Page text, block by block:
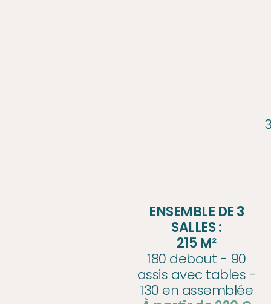
ENSEMBLE DE 3
SALLES :
215 M²
180 debout - 90
assis avec tables -
130 en assemblée